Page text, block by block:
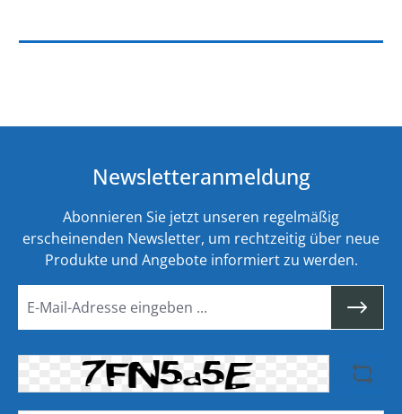
Newsletteranmeldung
Abonnieren Sie jetzt unseren regelmäßig
erscheinenden Newsletter, um rechtzeitig über neue
Produkte und Angebote informiert zu werden.